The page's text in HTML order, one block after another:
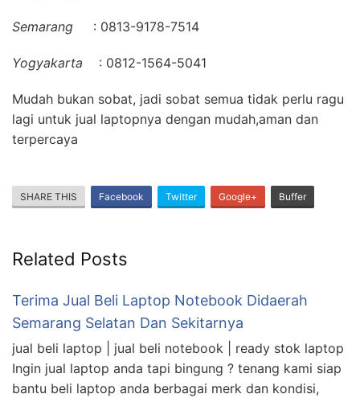
Semarang : 0813-9178-7514
Yogyakarta : 0812-1564-5041
Mudah bukan sobat, jadi sobat semua tidak perlu ragu
lagi untuk jual laptopnya dengan mudah,aman dan
terpercaya
SHARE THIS Facebook Twitter Google+ Buffer
Related Posts
Terima Jual Beli Laptop Notebook Didaerah
Semarang Selatan Dan Sekitarnya
jual beli laptop | jual beli notebook | ready stok laptop
Ingin jual laptop anda tapi bingung ? tenang kami siap
bantu beli laptop anda berbagai merk dan kondisi,